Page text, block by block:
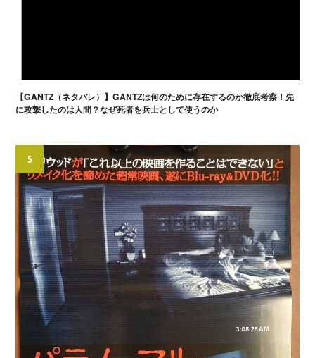
【GANTZ（ネタバレ）】GANTZは何のために存在するのか徹底考察！先
に攻撃したのは人間？なぜ死者を兵士として使うのか
5